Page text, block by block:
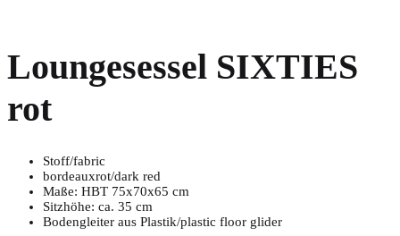
Loungesessel SIXTIES
rot
Stoff/fabric
bordeauxrot/dark red
Maße: HBT 75x70x65 cm
Sitzhöhe: ca. 35 cm
Bodengleiter aus Plastik/plastic floor glider